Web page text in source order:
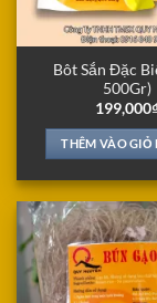
Bôt Sắn Đặc
500Gr)
199,000
THÊM VÀO GIỎ